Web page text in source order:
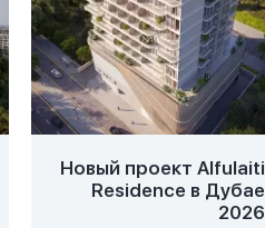
Новый проект Alfulaiti
Residence в Дубае
2026